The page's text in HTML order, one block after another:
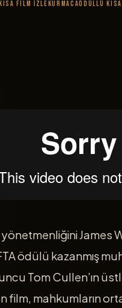
Film İzleKurmacaÖdüllü
yönetmenliğini James
ödülü kazanmış
Tom Cullen’ın
mahkumların